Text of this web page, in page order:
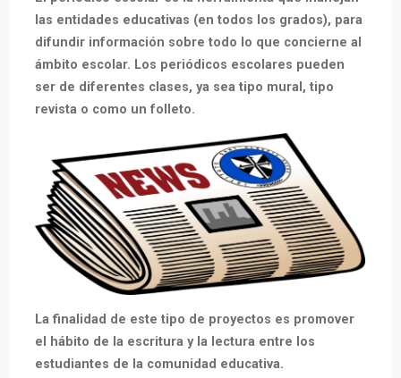
suplemento»
las entidades educativas (en todos los grados), para
difundir información sobre todo lo que concierne al
ámbito escolar. Los periódicos escolares pueden
ser de diferentes clases, ya sea tipo mural, tipo
revista o como un folleto.
La finalidad de este tipo de proyectos es promover
el hábito de la escritura y la lectura entre los
estudiantes de la comunidad educativa.